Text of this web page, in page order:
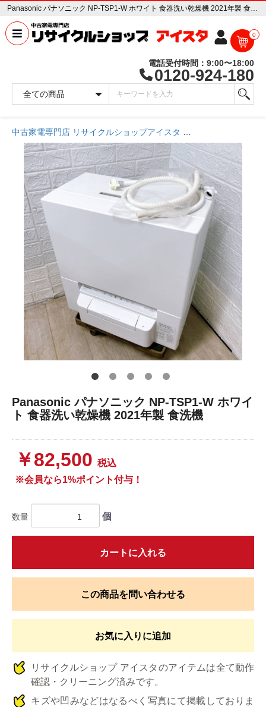
Panasonic パナソニック NP-TSP1-W ホワイト 食器洗い乾燥機 2021年製 食洗機 中古家電販売専門店 リサイクルショップ アイスタ
0
電話受付時間：9:00〜18:00
0120-924-180
中古家電専門店 リサイクルショップアイスタ
Panasonic パナソニック NP-TSP1-W ホワイ
ト 食器洗い乾燥機 2021年製 食洗機
￥82,500 税込
※会員なら1%ポイント付与！
数量 個
カートに入れる
この商品を問い合わせる
お気に入りに追加
リサイクルショップ アイスタのアイテムは全て動作
確認・クリーニング済みです。
キズや凹みなどはなるべく写真にて掲載しておりま